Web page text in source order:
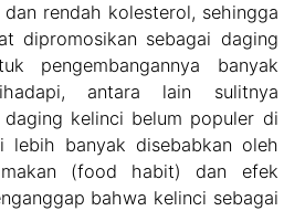
rendah kolesterol, sehingga
dipromosikan sebagai daging
pengembangannya banyak
antara lain sulitnya
daging kelinci belum populer di
lebih banyak disebabkan oleh
(food habit) dan efek
bahwa kelinci sebagai